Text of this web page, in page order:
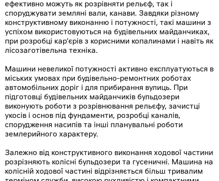
ефективно можуть як розрівняти рельєф, так і
споруджувати земляні вали, канави. Завдяки різному
конструктивному виконанню і потужності, такі машини з
успіхом використовуються на будівельних майданчиках,
при розробці кар'єрів з корисними копалинами і навіть як
лісозаготівельна техніка.
Машини невеликої потужності активно експлуатуються в
міських умовах при будівельно-ремонтних роботах
автомобільних доріг і для прибирання вулиць. При
підготовці будівельних майданчиків бульдозери
виконують роботи з розрівнювання рельєфу, зачистці
укосів і основ під фундаменти, розробці каналів,
спорудження насипів та інші планувальні роботи
землерийного характеру.
Залежно від конструктивного виконання ходової частини
розрізняють колісні бульдозери та гусеничні. Машина на
колісній ходової частині відрізняється більш тривалим